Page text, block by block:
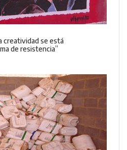
creatividad se está
de resistencia”